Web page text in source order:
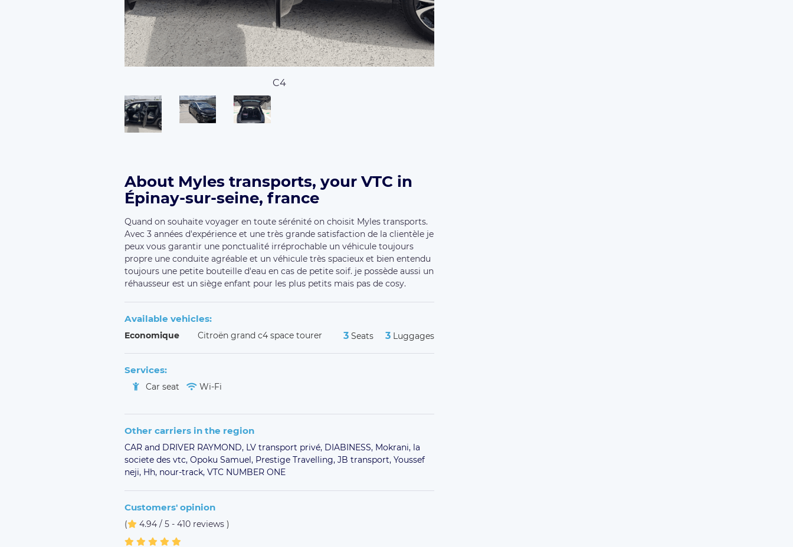
C4
About Myles transports, your VTC in
Épinay-sur-seine, france
Quand on souhaite voyager en toute sérénité on choisit Myles transports.
Avec 3 années d'expérience et une très grande satisfaction de la clientèle je
peux vous garantir une ponctualité irréprochable un véhicule toujours
propre une conduite agréable et un véhicule très spacieux et bien entendu
toujours une petite bouteille d'eau en cas de petite soif. je possède aussi un
réhausseur est un siège enfant pour les plus petits mais pas de cosy.
Available vehicles:
Economique Citroën grand c4 space tourer 3 Seats 3 Luggages
Services:
Car seat Wi-Fi
Other carriers in the region
CAR and DRIVER RAYMOND, LV transport privé, DIABINESS, Mokrani, la
societe des vtc, Opoku Samuel, Prestige Travelling, JB transport, Youssef
neji, Hh, nour-track, VTC NUMBER ONE
Customers' opinion
( 4.94 / 5 - 410 reviews )